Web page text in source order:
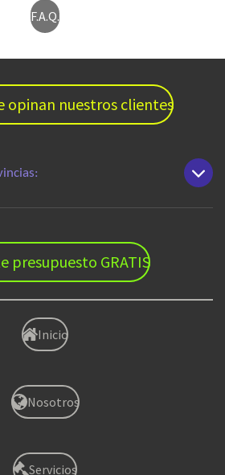
F.A.Q.
opinan nuestros clientes
presupuesto GRATIS
Inicio
Nosotros
Servicios